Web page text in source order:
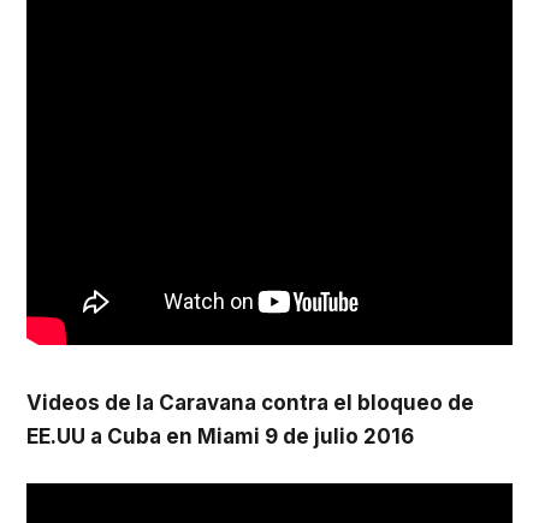
Videos de la Caravana contra el bloqueo de
EE.UU a Cuba en Miami 9 de julio 2016